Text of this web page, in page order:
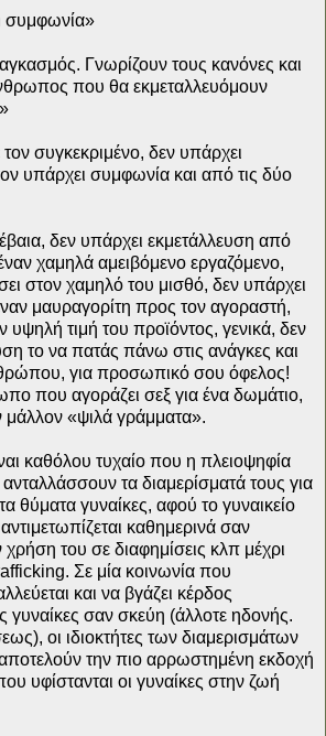
συμφωνία»
Γνωρίζουν τους κανόνες και
που θα εκμεταλλευόμουν
συγκεκριμένο, δεν υπάρχει
υπάρχει συμφωνία και από τις δύο
δεν υπάρχει εκμετάλλευση από
χαμηλά αμειβόμενο εργαζόμενο,
στον χαμηλό του μισθό, δεν υπάρχει
μαυραγορίτη προς τον αγοραστή,
τιμή του προϊόντος, γενικά, δεν
το να πατάς πάνω στις ανάγκες και
για προσωπικό σου όφελος!
που αγοράζει σεξ για ένα δωμάτιο,
«ψιλά γράμματα».
καθόλου τυχαίο που η πλειοψηφία
τα διαμερίσματά τους για
θύματα γυναίκες, αφού το γυναικείο
καθημερινά σαν
του σε διαφημίσεις κλπ μέχρι
Σε μία κοινωνία που
και να βγάζει κέρδος
γυναίκες σαν σκεύη (άλλοτε ηδονής.
οι ιδιοκτήτες των διαμερισμάτων
την πιο αρρωστημένη εκδοχή
υφίστανται οι γυναίκες στην ζωή